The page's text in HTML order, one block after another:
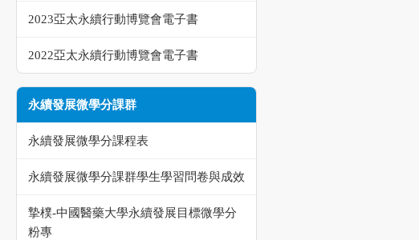
2023亞太永續行動博覽會電子書
2022亞太永續行動博覽會電子書
永續發展微學分課群
永續發展微學分課程表
永續發展微學分課群學生學習問卷與成效
摯樸-中國醫藥大學永續發展目標微學分
粉專